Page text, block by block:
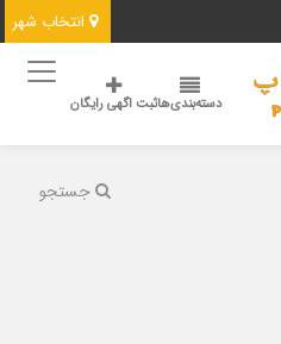
انتخاب شهر
دسته‌بندی‌هاثبت اگهی رایگان
جستجو